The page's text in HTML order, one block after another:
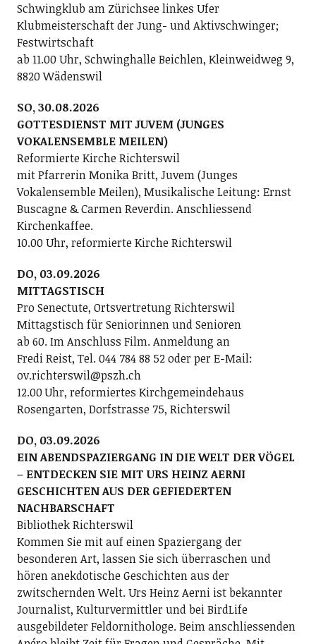
Schwingklub am Zürichsee linkes Ufer
Klubmeisterschaft der Jung- und Aktivschwinger;
Festwirtschaft
ab 11.00 Uhr, Schwinghalle Beichlen, Kleinweidweg 9,
8820 Wädenswil
SO, 30.08.2026
GOTTESDIENST MIT JUVEM (JUNGES
VOKALENSEMBLE MEILEN)
Reformierte Kirche Richterswil
mit Pfarrerin Monika Britt, Juvem (Junges
Vokalensemble Meilen), Musikalische Leitung: Ernst
Buscagne & Carmen Reverdin. Anschliessend
Kirchenkaffee.
10.00 Uhr, reformierte Kirche Richterswil
DO, 03.09.2026
MITTAGSTISCH
Pro Senectute, Ortsvertretung Richterswil
Mittagstisch für Seniorinnen und Senioren
ab 60. Im Anschluss Film. Anmeldung an
Fredi Reist, Tel. 044 784 88 52 oder per E-Mail:
ov.richterswil@pszh.ch
12.00 Uhr, reformiertes Kirchgemeindehaus
Rosengarten, Dorfstrasse 75, Richterswil
DO, 03.09.2026
EIN ABENDSPAZIERGANG IN DIE WELT DER VÖGEL
– ENTDECKEN SIE MIT URS HEINZ AERNI
GESCHICHTEN AUS DER GEFIEDERTEN
NACHBARSCHAFT
Bibliothek Richterswil
Kommen Sie mit auf einen Spaziergang der
besonderen Art, lassen Sie sich überraschen und
hören anekdotische Geschichten aus der
zwitschernden Welt. Urs Heinz Aerni ist bekannter
Journalist, Kulturvermittler und bei BirdLife
ausgebildeter Feldornithologe. Beim anschliessenden